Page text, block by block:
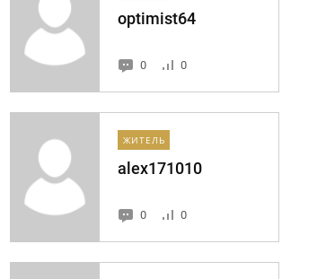
optimist64
0 0
ЖИТЕЛЬ
alex171010
0 0